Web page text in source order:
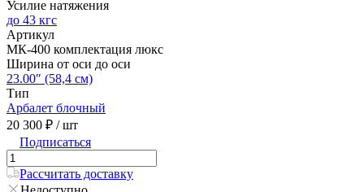
Усилие натяжения
до 43 кгс
Артикул
МК-400 комплектация люкс
Ширина от оси до оси
23.00″ (58,4 см)
Тип
Арбалет блочный
20 300 ₽ / шт
Подписаться
Рассчитать доставку